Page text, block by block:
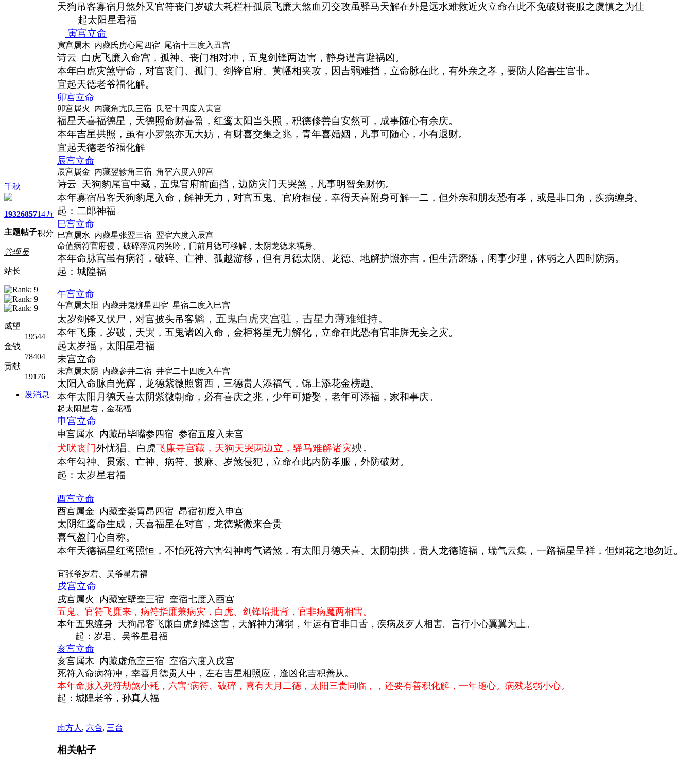
千秋
1932
主题
6857
帖子
14万
积分
管理员
站长
威望
19544
金钱
78404
贡献
19176
发消息
天狗吊客寡宿月煞外又官符丧门岁破大耗栏杆孤辰飞廉大煞血刃交攻虽驿马天解在外是远水难救近火立命在此不免破财丧服之虞慎之为佳
起太阳星君福
寅宫立命
寅宫属木 内藏氏房心尾四宿 尾宿十三度入丑宫
诗云 白虎飞廉入命宫，孤神、丧门相对冲，五鬼剑锋两边害，静身谨言避祸凶。
本年白虎灾煞守命，对宫丧门、孤门、剑锋官府、黄幡相夹攻，因吉弱难挡，立命脉在此，有外亲之孝，要防人陷害生官非。
宜起天德老爷福化解。
卯宫立命
卯宫属火 内藏角亢氏三宿 氏宿十四度入寅宫
福星天喜福德星，天德照命财喜盈，红鸾太阳当头照，积德修善自安然可，成事随心有余庆。
本年吉星拱照，虽有小罗煞亦无大妨，有财喜交集之兆，青年喜婚姻，凡事可随心，小有退财。
宜起天德老爷福化解
辰宫立命
辰宫属金 内藏翌轸角三宿 角宿六度入卯宫
诗云 天狗豹尾宫中藏，五鬼官府前面挡，边防灾门天哭煞，凡事明智免财伤。
本年寡宿吊客天狗豹尾入命，解神无力，对宫五鬼、官府相侵，幸得天喜附身可解一二，但外亲和朋友恐有孝，或是非口角，疾病缠身。
起：二郎神福
巳宫立命
巳宫属水 内藏星张翌三宿 翌宿六度入辰宫
命值病符官府侵，破碎浮沉内哭吟，门前月德可移解，太阴龙德来福身。
本年命脉宫虽有病符，破碎、亡神、孤越游移，但有月德太阴、龙德、地解护照亦吉，但生活磨练，闲事少理，体弱之人四时防病。
起：城隍福
午宫立命
午宫属太阳 内藏井鬼柳星四宿 星宿二度入巳宫
太岁剑锋又伏尸，对宫披头吊客魑，五鬼白虎夹宫驻，吉星力薄难维持。
本年飞廉，岁破，天哭，五鬼诸凶入命，金柜将星无力解化，立命在此恐有官非腥无妄之灾。
起太岁福，太阳星君福
未宫立命
未宫属太阴 内藏参井二宿 井宿二十四度入午宫
太阳入命脉自光辉，龙德紫微照窗西，三德贵人添福气，锦上添花金榜题。
本年太阳月德天喜太阴紫微朝命，必有喜庆之兆，少年可婚娶，老年可添福，家和事庆。
起太阳星君，金花福
申宫立命
申宫属水 内藏昂毕嘴参四宿 参宿五度入未宫
犬吠丧门外忧猖、白虎飞廉寻宫藏，天狗天哭两边立，驿马难解诸灾殃。
本年勾神、贯索、亡神、病符、披麻、岁煞侵犯，立命在此内防孝服，外防破财。
起：太岁星君福
酉宫立命
酉宫属金 内藏奎娄胃昂四宿 昂宿初度入申宫
太阴红鸾命生成，天喜福星在对宫，龙德紫微来合贵
喜气盈门心自称。
本年天德福星红鸾照恒，不怕死符六害勾神晦气诸煞，有太阳月德天喜、太阴朝拱，贵人龙德随福，瑞气云集，一路福星呈祥，但烟花之地勿近。
宜张爷岁君、吴爷星君福
戌宫立命
戌宫属火 内藏室壁奎三宿 奎宿七度入酉宫
五鬼、官符飞廉来，病符指廉兼病灾，白虎、剑锋暗批背，官非病魔两相害。
本年五鬼缠身 天狗吊客飞廉白虎剑锋这害，天解神力薄弱，年运有官非口舌，疾病及歹人相害。言行小心翼翼为上。
起：岁君、吴爷星君福
亥宫立命
亥宫属木 内藏虚危室三宿 室宿六度入戌宫
死符入命病符冲，幸喜月德贵人中，左右吉星相照应，逢凶化吉积善从。
本年命脉入死符劫煞小耗，六害‘病符、破碎，喜有天月二德，太阳三贵同临，，还要有善积化解，一年随心。病残老弱小心。
起：城隍老爷，孙真人福
南方人 , 六合, 三台
相关帖子